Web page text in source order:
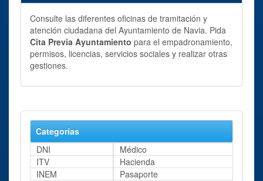
Consulte las diferentes oficinas de tramitación y
atención ciudadana del Ayuntamiento de Navia. Pida
Cita Previa Ayuntamiento para el empadronamiento,
permisos, licencias, servicios sociales y realizar otras
gestiones.
Categorías
DNI
Médico
ITV
Hacienda
INEM
Pasaporte